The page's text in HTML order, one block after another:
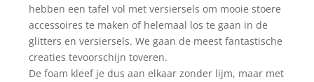
hebben een tafel vol met versiersels om mooie stoere
accessoires te maken of helemaal los te gaan in de
glitters en versiersels. We gaan de meest fantastische
creaties tevoorschijn toveren.
De foam kleef je dus aan elkaar zonder lijm, maar met